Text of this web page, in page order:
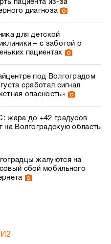
пациента из-за
диагноза
для детской
– с заботой о
пациентах
под Волгоградом
сработал сигнал
опасность»
жара до +42 градусов
на Волгоградскую область
жалуются на
сбой мобильного